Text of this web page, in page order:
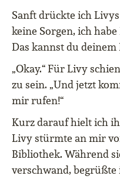
Sanft drückte ich
keine Sorgen, ich
Das kannst du deinem
„Okay.“ Für Livy
zu sein. „Und jetzt
mir rufen!“
Kurz darauf hielt ich
Livy stürmte an mir
Bibliothek. Während
verschwand,